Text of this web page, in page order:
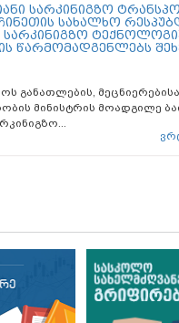
სარკინიგზო
სახალხო
სარკინიგზო
წარმომადგენლებს
განათლების,
მინისტრის მოადგილე